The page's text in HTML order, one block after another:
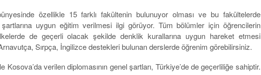
özellikle 15 farklı fakültenin bulunuyor olması ve bu fakültelerde
uygun eğitim verilmesi ilgi görüyor. Tüm bölümler için öğrencilerin
de geçerli olacak şekilde denklik kurallarına uygun hareket etmesi
Sırpça, İngilizce destekleri bulunan derslerde öğrenim görebilirsiniz.
Kosova’da verilen diplomasının genel şartları, Türkiye’de de geçerliliğe sahiptir.